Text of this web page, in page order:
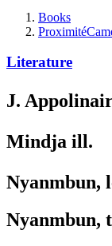
Books
Proximité
Literature
J.
Mindja ill.
Nyanmbun,
Nyanmbun,